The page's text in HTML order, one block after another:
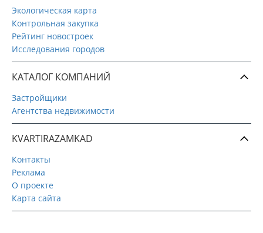
Экологическая карта
Контрольная закупка
Рейтинг новостроек
Исследования городов
КАТАЛОГ КОМПАНИЙ
Застройщики
Агентства недвижимости
KVARTIRAZAMKAD
Контакты
Реклама
О проекте
Карта сайта